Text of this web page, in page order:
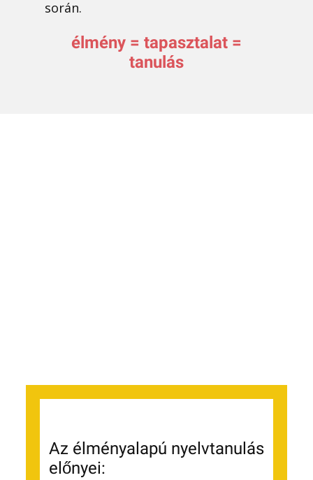
során.
élmény = tapasztalat =
tanulás
Az élményalapú nyelvtanulás
előnyei: